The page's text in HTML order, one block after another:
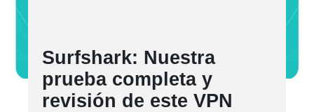
Surfshark: Nuestra
prueba completa y
revisión de este VPN